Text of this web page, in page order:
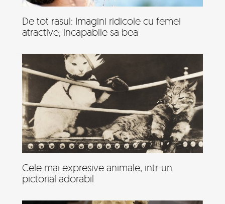
De tot rasul: Imagini ridicole cu femei
atractive, incapabile sa bea
Cele mai expresive animale, intr-un
pictorial adorabil